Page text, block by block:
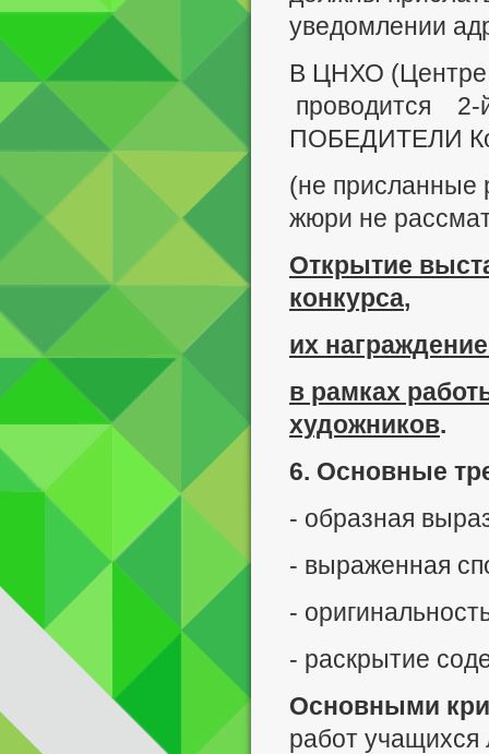
уведомлении
В ЦНХО (Центре
проводится 2-
ПОБЕДИТЕЛИ
(не присланные
жюри не
Открытие
конкурса,
их
в рамках
художников.
6. Основные
- образная
- выраженная
-
- раскрытие
Основными
работ учащихся